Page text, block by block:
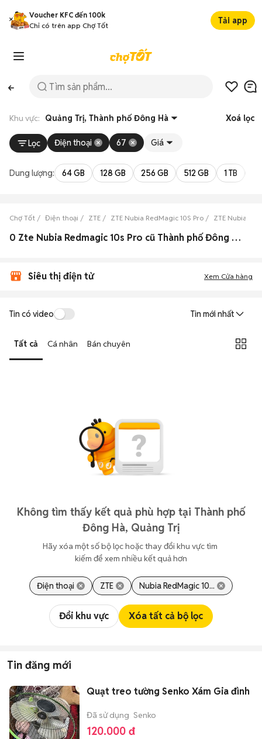
Voucher KFC đến 100k
Chỉ có trên app Chợ Tốt
Tải app
Khu vực: Quảng Trị, Thành phố Đông Hà Xoá lọc
Lọc Điện thoại 67 Giá
Dung lượng: 64 GB 128 GB 256 GB 512 GB 1 TB
Chợ Tốt Điện thoại ZTE ZTE Nubia RedMagic 10S Pro ZTE Nubia
0 Zte Nubia Redmagic 10s Pro cũ Thành phố Đông Hà, Quảng Trị đẹp
Siêu thị điện tử Xem Cửa hàng
Tin có video Tin mới nhất
Tất cả Cá nhân Bán chuyên
Không tìm thấy kết quả phù hợp tại Thành phố
Đông Hà, Quảng Trị
Hãy xóa một số bộ lọc hoặc thay đổi khu vực tìm
kiếm để xem nhiều kết quả hơn
Điện thoại ZTE Nubia RedMagic 10...
Đổi khu vực Xóa tất cả bộ lọc
Tin đăng mới
Quạt treo tường Senko Xám Gia đình
Đã sử dụng Senko
120.000 đ